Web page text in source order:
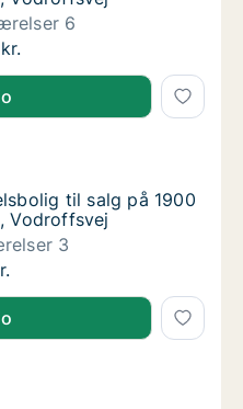
6
til salg på 1900
til salg på 1900
salg på 1900
til salg på 1900
til salg på 1900
Vodroffsvej
3
til salg på 1900
til salg på 2100
på 2100 København